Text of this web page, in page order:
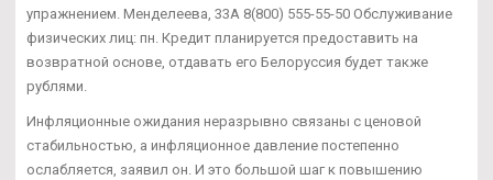
упражнением. Менделеева, 33А 8(800) 555-55-50 Обслуживание
физических лиц: пн. Кредит планируется предоставить на
возвратной основе, отдавать его Белоруссия будет также
рублями.
Инфляционные ожидания неразрывно связаны с ценовой
стабильностью, а инфляционное давление постепенно
ослабляется, заявил он. И это большой шаг к повышению